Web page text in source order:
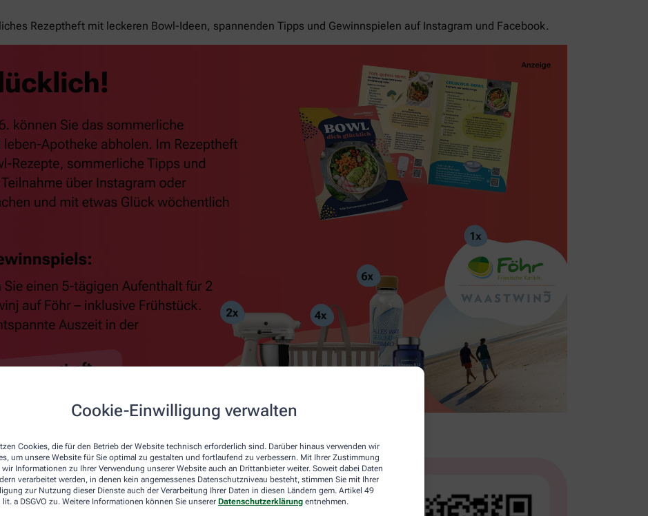
Cookie-Einwilligung verwalten
Cookies, die für den Betrieb der Website technisch erforderlich sind. Darüber hinaus verwenden wir
um unsere Website für Sie optimal zu gestalten und fortlaufend zu verbessern. Mit Ihrer Zustimmung
wir Informationen zu Ihrer Verwendung unserer Website auch an Drittanbieter weiter. Soweit dabei Daten
verarbeitet werden, in denen kein angemessenes Datenschutzniveau besteht, stimmen Sie mit Ihrer
zur Nutzung dieser Dienste auch der Verarbeitung Ihrer Daten in diesen Ländern gem. Artikel 49
lit. a DSGVO zu. Weitere Informationen können Sie unserer Datenschutzerklärung entnehmen.
Rezeptheft mit leckeren Bowl-Ideen, spannenden Tipps und Gewinnspielen auf Instagram und Facebook.